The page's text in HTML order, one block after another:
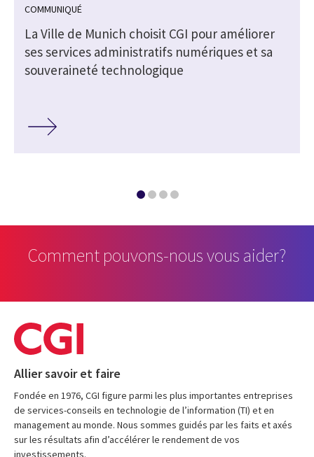
COMMUNIQUÉ
La Ville de Munich choisit CGI pour améliorer
ses services administratifs numériques et sa
souveraineté technologique
Comment pouvons-nous vous aider?
Allier savoir et faire
Fondée en 1976, CGI figure parmi les plus importantes entreprises
de services-conseils en technologie de l’information (TI) et en
management au monde. Nous sommes guidés par les faits et axés
sur les résultats afin d’accélérer le rendement de vos
investissements.